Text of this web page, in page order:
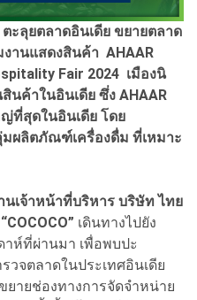
ะลุยตลาดอินเดีย ขยายตลาด
งานแสดงสินค้า AHAAR
Fair 2024 เมืองนิ
นค้าในอินเดีย ซึ่ง AHAAR
ที่สุดในอินเดีย โดย
มผลิตภัณฑ์เครื่องดื่ม ที่เหมาะ
เจ้าหน้าที่บริหาร บริษัท ไทย
เดินทางไปยัง
าห์ที่ผ่านมา เพื่อพบปะ
วจตลาดในประเทศอินเดีย
ยายช่องทางการจัดจำหน่าย